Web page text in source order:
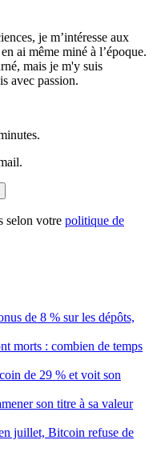
je m’intéresse aux
ai même miné à l’époque.
mais je m'y suis
avec passion.
selon votre politique de
de 8 % sur les dépôts,
morts : combien de temps
de 29 % et voit son
son titre à sa valeur
juillet, Bitcoin refuse de